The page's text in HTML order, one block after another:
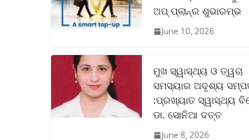
ଅପ୍ ପ୍ଲାନ୍‌ର ଶୁଭାରମ୍ଭ
June 10, 2026
ମୁଖ ସ୍ୱାସ୍ଥ୍ୟ ଓ ତ୍ୱଚା
ସମସ୍ୟାର ଅଦୃଶ୍ୟ
:ପ୍ରଖ୍ୟାତ ସ୍ୱାସ୍ଥ୍ୟ
ଡା. ସୋନିଆ ଦତ୍ତ
June 8, 2026